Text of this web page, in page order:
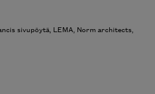
sivupöytä, LEMA, Norm architects,